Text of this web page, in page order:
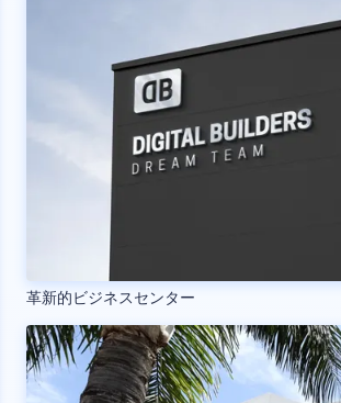
革新的ビジネスセンター